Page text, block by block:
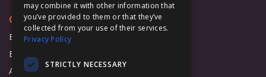
Cooperation
Business
Education
Affiliate Program
may combine it with other information that
you’ve provided to them or that they’ve
collected from your use of their services.
Privacy Policy
STRICTLY NECESSARY